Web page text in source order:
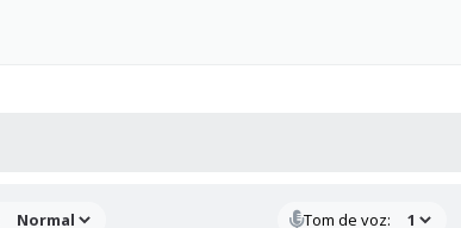
Tom de voz: